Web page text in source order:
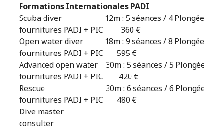
Formations Internationales PADI
Scuba diver 12m : 5 séances / 4 Plongées +
fournitures PADI + PIC 360 €
Open water diver 18m : 9 séances / 8 Plongées +
fournitures PADI + PIC 595 €
Advanced open water 30m : 5 séances / 5 Plongées +
fournitures PADI + PIC 420 €
Rescue 30m : 6 séances / 6 Plongées +
fournitures PADI + PIC 480 €
Dive master
consulter